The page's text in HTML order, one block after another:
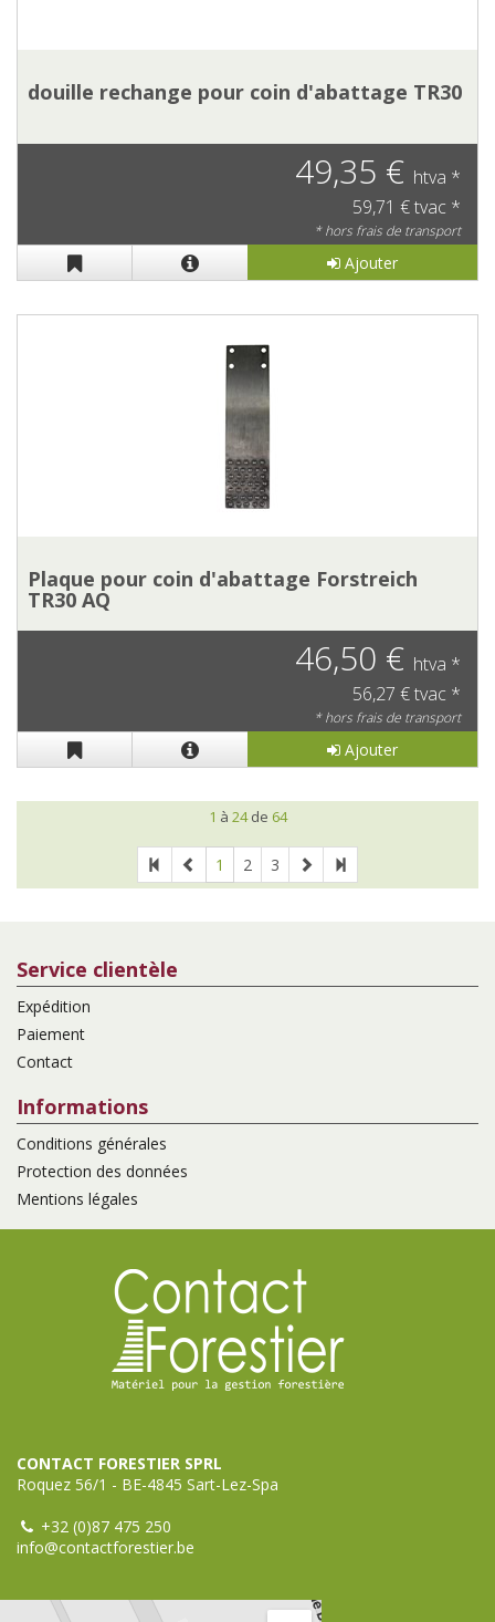
douille rechange pour coin d'abattage TR30
49,35 € htva *
59,71 € tvac *
* hors frais de transport
Ajouter
Plaque pour coin d'abattage Forstreich
TR30 AQ
46,50 € htva *
56,27 € tvac *
* hors frais de transport
Ajouter
1 à 24de 64
1 2 3
Service clientèle
Expédition
Paiement
Contact
Informations
Conditions générales
Protection des données
Mentions légales
CONTACT FORESTIER SPRL
Roquez 56/1 - BE-4845 Sart-Lez-Spa
+32 (0)87 475 250
info@contactforestier.be